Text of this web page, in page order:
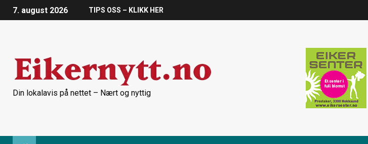
7. august 2026 TIPS OSS – KLIKK HER
Din lokalavis på nettet – Nært og nyttig